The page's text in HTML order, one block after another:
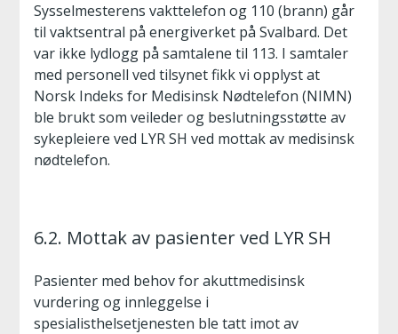
Sysselmesterens vakttelefon og 110 (brann) går
til vaktsentral på energiverket på Svalbard. Det
var ikke lydlogg på samtalene til 113. I samtaler
med personell ved tilsynet fikk vi opplyst at
Norsk Indeks for Medisinsk Nødtelefon (NIMN)
ble brukt som veileder og beslutningsstøtte av
sykepleiere ved LYR SH ved mottak av medisinsk
nødtelefon.
6.2. Mottak av pasienter ved LYR SH
Pasienter med behov for akuttmedisinsk
vurdering og innleggelse i
spesialisthelsetjenesten ble tatt imot av